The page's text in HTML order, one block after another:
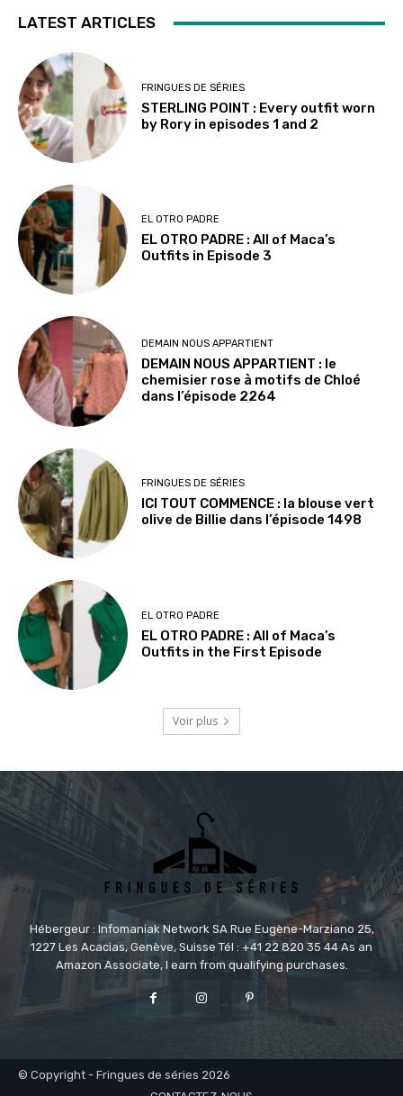
LATEST ARTICLES
FRINGUES DE SÉRIES
STERLING POINT : Every outfit worn
by Rory in episodes 1 and 2
EL OTRO PADRE
EL OTRO PADRE : All of Maca’s
Outfits in Episode 3
DEMAIN NOUS APPARTIENT
DEMAIN NOUS APPARTIENT : le
chemisier rose à motifs de Chloé
dans l’épisode 2264
FRINGUES DE SÉRIES
ICI TOUT COMMENCE : la blouse vert
olive de Billie dans l’épisode 1498
EL OTRO PADRE
EL OTRO PADRE : All of Maca’s
Outfits in the First Episode
Voir plus
Hébergeur : Infomaniak Network SA Rue Eugène-Marziano 25,
1227 Les Acacias, Genève, Suisse Tél : +41 22 820 35 44 As an
Amazon Associate, I earn from qualifying purchases.
© Copyright - Fringues de séries 2026